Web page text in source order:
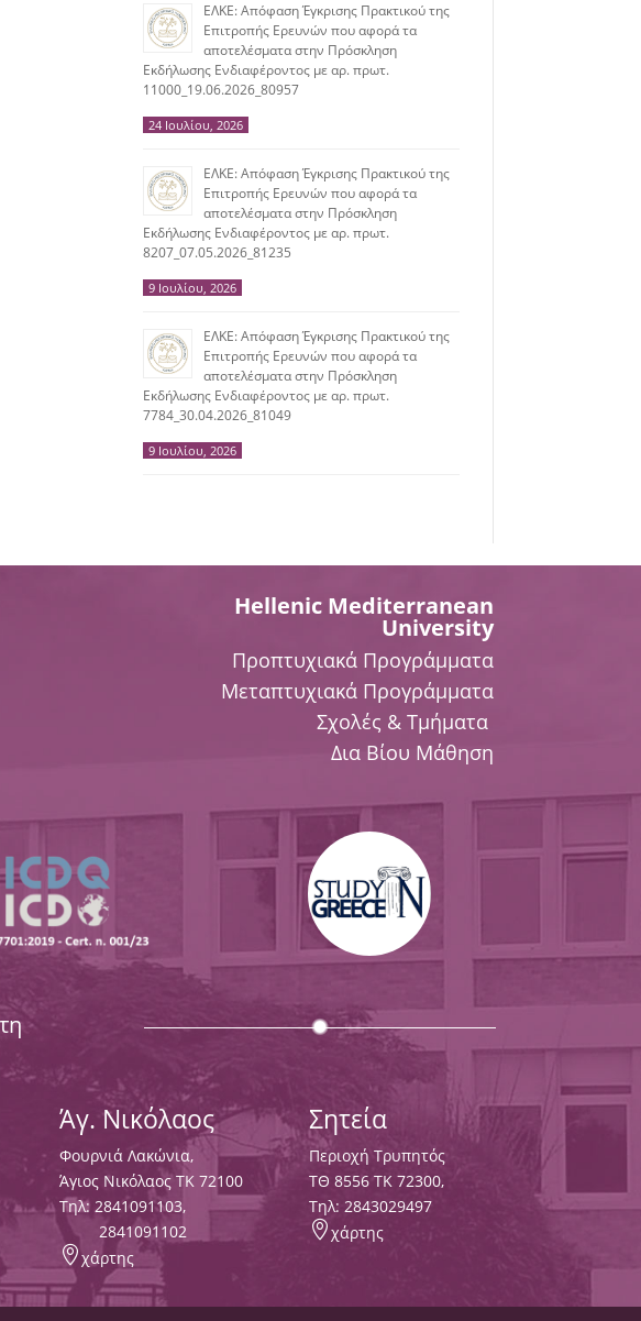
ΕΛΚΕ: Απόφαση Έγκρισης Πρακτικού της
Επιτροπής Ερευνών που αφορά τα
αποτελέσματα στην Πρόσκληση
Εκδήλωσης Ενδιαφέροντος με αρ. πρωτ.
11000_19.06.2026_80957
24 Ιουλίου, 2026
ΕΛΚΕ: Απόφαση Έγκρισης Πρακτικού της
Επιτροπής Ερευνών που αφορά τα
αποτελέσματα στην Πρόσκληση
Εκδήλωσης Ενδιαφέροντος με αρ. πρωτ.
8207_07.05.2026_81235
9 Ιουλίου, 2026
ΕΛΚΕ: Απόφαση Έγκρισης Πρακτικού της
Επιτροπής Ερευνών που αφορά τα
αποτελέσματα στην Πρόσκληση
Εκδήλωσης Ενδιαφέροντος με αρ. πρωτ.
7784_30.04.2026_81049
9 Ιουλίου, 2026
Hellenic Mediterranean
University
Προπτυχιακά Προγράμματα
Μεταπτυχιακά Προγράμματα
Σχολές & Τμήματα
Δια Βίου Μάθηση
Άγ. Νικόλαος
Φουρνιά Λακώνια,
Άγιος Νικόλαος ΤΚ 72100
Τηλ: 2841091103,
2841091102
χάρτης
Σητεία
Περιοχή Τρυπητός
ΤΘ 8556 ΤΚ 72300,
Τηλ: 2843029497
χάρτης